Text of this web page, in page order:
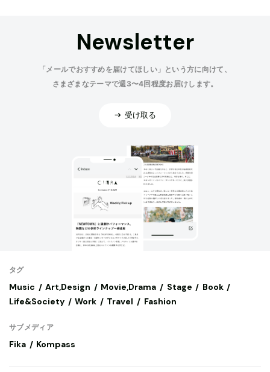
Newsletter
「メールでおすすめを届けてほしい」という方に向けて、
さまざまなテーマで週3〜4回程度お届けします。
受け取る
タグ
Music Art,Design Movie,Drama Stage
Book
Life&Society
Work Travel Fashion
サブメディア
Fika Kompass